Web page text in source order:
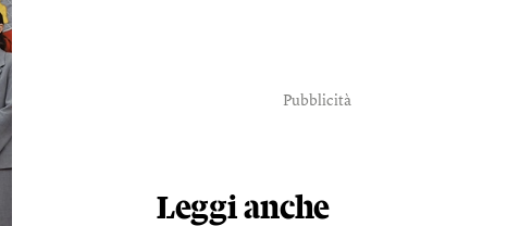
Pubblicità
Leggi anche